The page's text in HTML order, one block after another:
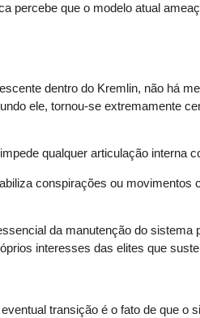
percebe que o modelo atual
dentro do Kremlin, não há
ele, tornou-se extremamente
qualquer articulação interna
conspirações ou movimentos
da manutenção do sistema
interesses das elites que
transição é o fato de que o